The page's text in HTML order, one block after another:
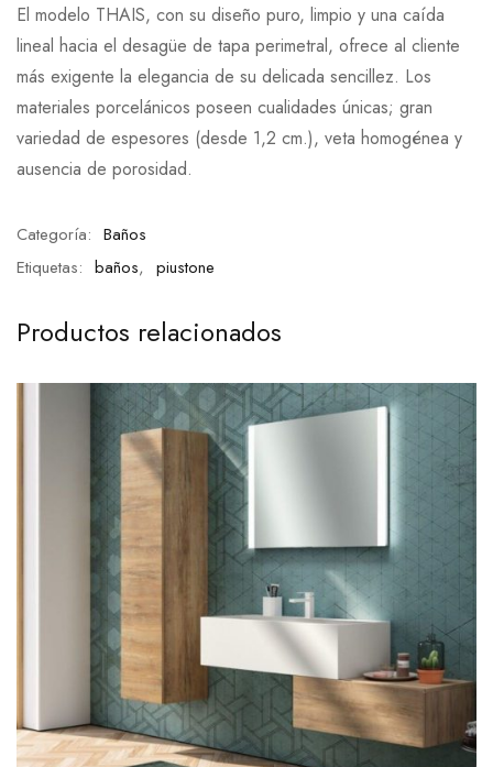
El modelo THAIS, con su diseño puro, limpio y una caída
lineal hacia el desagüe de tapa perimetral, ofrece al cliente
más exigente la elegancia de su delicada sencillez. Los
materiales porcelánicos poseen cualidades únicas; gran
variedad de espesores (desde 1,2 cm.), veta homogénea y
ausencia de porosidad.
Categoría: Baños
Etiquetas: baños, piustone
Productos relacionados